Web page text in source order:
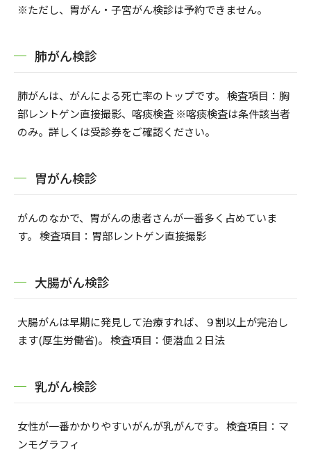
※ただし、胃がん・子宮がん検診は予約できません。
肺がん検診
肺がんは、がんによる死亡率のトップです。 検査項目：胸
部レントゲン直接撮影、喀痰検査 ※喀痰検査は条件該当者
のみ。詳しくは受診券をご確認ください。
胃がん検診
がんのなかで、胃がんの患者さんが一番多く占めていま
す。 検査項目：胃部レントゲン直接撮影
大腸がん検診
大腸がんは早期に発見して治療すれば、９割以上が完治し
ます(厚生労働省)。 検査項目：便潜血２日法
乳がん検診
女性が一番かかりやすいがんが乳がんです。 検査項目：マ
ンモグラフィ